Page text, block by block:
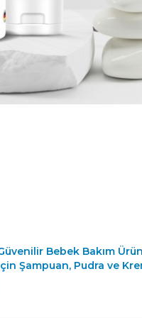
Bebek Bakım
Şampuan, Pudra ve